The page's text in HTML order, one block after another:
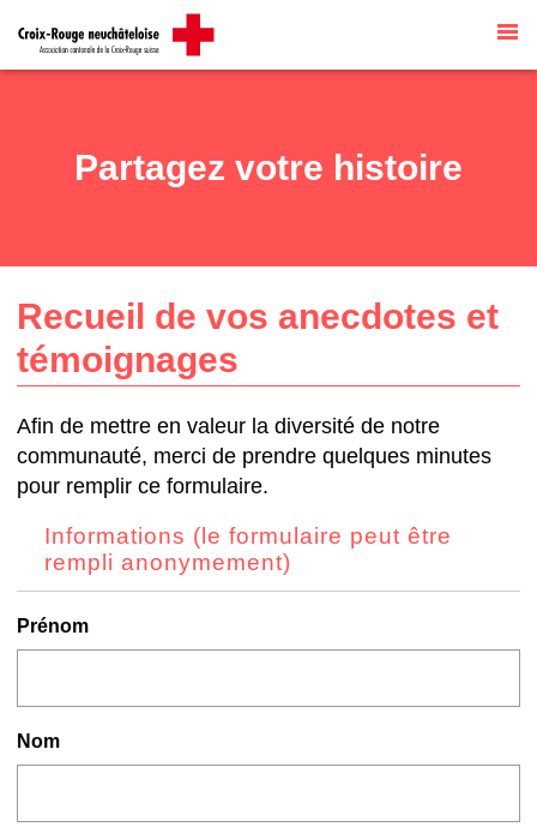
Talk to me
automatiquement parG Translate
Partagez votre histoire
Recueil de vos anecdotes et
témoignages
Afin de mettre en valeur la diversité de notre
communauté, merci de prendre quelques minutes
pour remplir ce formulaire.
Informations (le formulaire peut être
rempli anonymement)
Prénom
Nom